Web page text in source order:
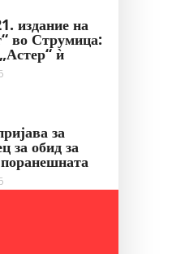
издание на
во Струмица:
ѝ
за
за обид за